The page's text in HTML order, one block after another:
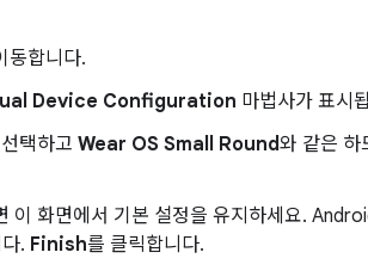
동합니다.
Device Configuration 마법사가 표시
택하고 Wear OS Small Round와 같은 하
이 화면에서 기본 설정을 유지하세요.
. Finish를 클릭합니다.